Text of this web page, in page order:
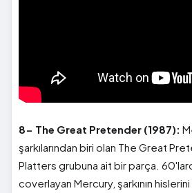
8- The Great Pretender (1987):
şarkılarından biri olan The Great
Platters grubuna ait bir parça.
coverlayan Mercury, şarkının